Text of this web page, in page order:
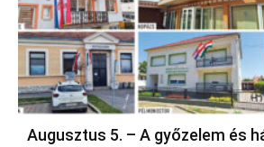
Augusztus 5. – A győzelem és